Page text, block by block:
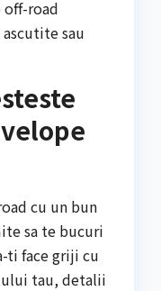
road
sau
cu un bun
sa te bucuri
ti face griji cu
tau, detalii